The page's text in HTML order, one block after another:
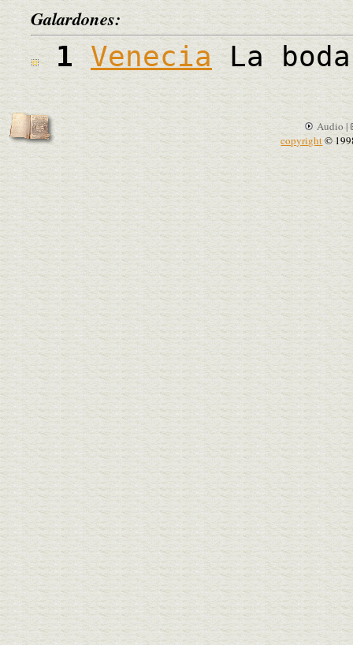
Galardones:
1VeneciaLa
Audio |
copyright©